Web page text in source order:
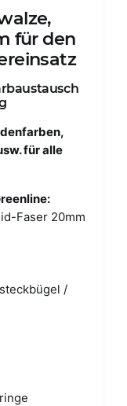
für den
für alle
Faser 20mm
/